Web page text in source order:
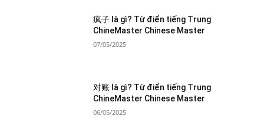
疯子 là gì? Từ điển tiếng Trung
ChineMaster Chinese Master
07/05/2025
对账 là gì? Từ điển tiếng Trung
ChineMaster Chinese Master
06/05/2025